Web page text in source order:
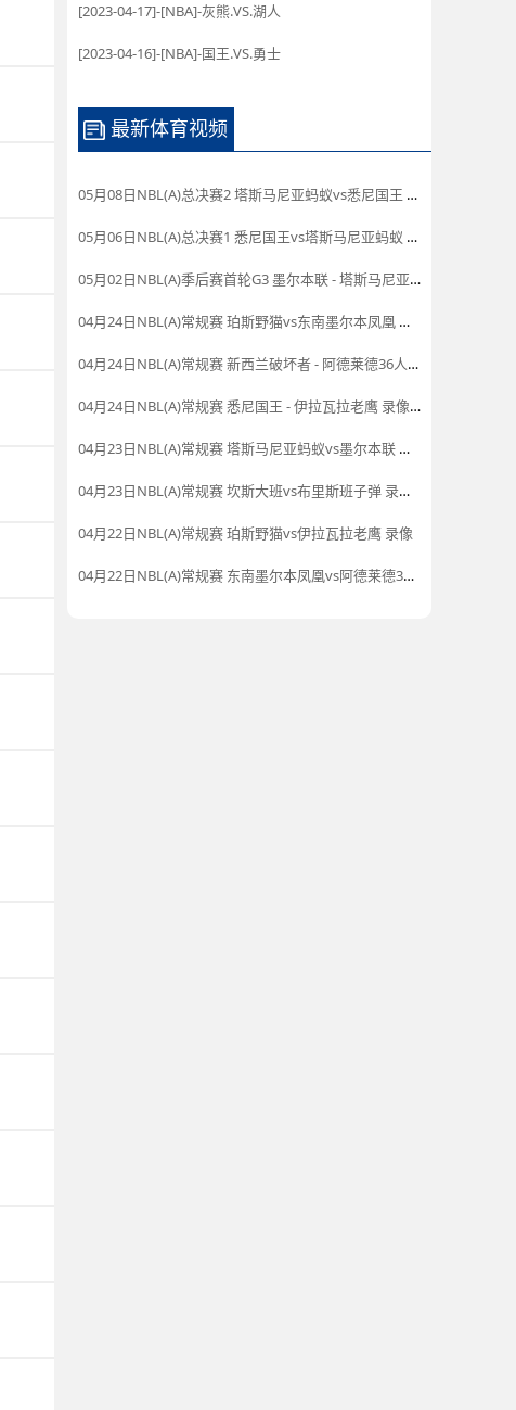
[2023-04-17]-[NBA]-灰熊.VS.湖人
[2023-04-16]-[NBA]-国王.VS.勇士
最新体育视频
05月08日NBL(A)总决赛2 塔斯马尼亚蚂蚁vs悉尼国王 录像
05月06日NBL(A)总决赛1 悉尼国王vs塔斯马尼亚蚂蚁 全场录像
05月02日NBL(A)季后赛首轮G3 墨尔本联 - 塔斯马尼亚蚂蚁 录像集锦
04月24日NBL(A)常规赛 珀斯野猫vs东南墨尔本凤凰 录像
04月24日NBL(A)常规赛 新西兰破坏者 - 阿德莱德36人 录像集锦
04月24日NBL(A)常规赛 悉尼国王 - 伊拉瓦拉老鹰 录像集锦
04月23日NBL(A)常规赛 塔斯马尼亚蚂蚁vs墨尔本联 录像集锦
04月23日NBL(A)常规赛 坎斯大班vs布里斯班子弹 录像集锦
04月22日NBL(A)常规赛 珀斯野猫vs伊拉瓦拉老鹰 录像
04月22日NBL(A)常规赛 东南墨尔本凤凰vs阿德莱德36人 录像